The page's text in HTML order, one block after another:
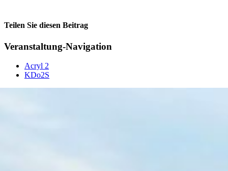
Teilen Sie diesen Beitrag
Facebook
Veranstaltung-Navigation
Acryl 2
KDo2S